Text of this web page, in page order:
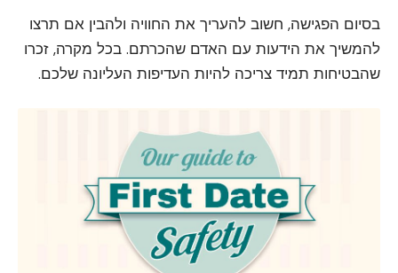
בסיום הפגישה, חשוב להעריך את החוויה ולהבין אם תרצו
להמשיך את הידעות עם האדם שהכרתם. בכל מקרה, זכרו
שהבטיחות תמיד צריכה להיות העדיפות העליונה שלכם.